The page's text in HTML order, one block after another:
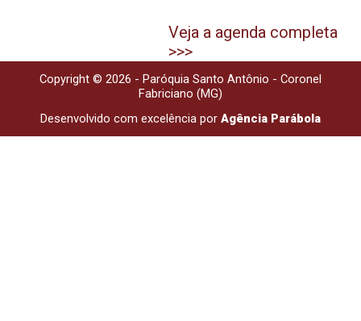
Veja a agenda completa
>>>
Copyright © 2026 - Paróquia Santo Antônio - Coronel
Fabriciano (MG)
Desenvolvido com excelência por Agência Parábola